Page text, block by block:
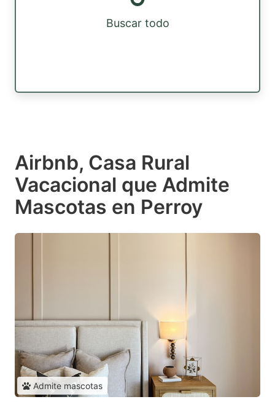
Buscar todo
Airbnb, Casa Rural
Vacacional que Admite
Mascotas en Perroy
Admite mascotas